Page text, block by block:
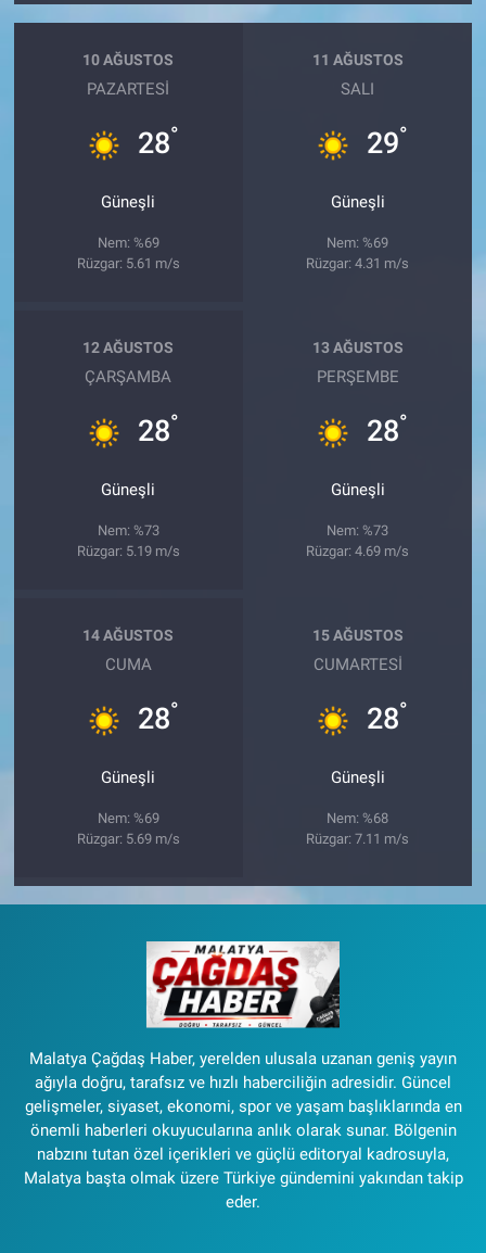
10 AĞUSTOS
PAZARTESI
28°
Güneşli
Nem: %69
Rüzgar: 5.61 m/s
11 AĞUSTOS
SALI
29°
Güneşli
Nem: %69
Rüzgar: 4.31 m/s
12 AĞUSTOS
ÇARŞAMBA
28°
Güneşli
Nem: %73
Rüzgar: 5.19 m/s
13 AĞUSTOS
PERŞEMBE
28°
Güneşli
Nem: %73
Rüzgar: 4.69 m/s
14 AĞUSTOS
CUMA
28°
Güneşli
Nem: %69
Rüzgar: 5.69 m/s
15 AĞUSTOS
CUMARTESI
28°
Güneşli
Nem: %68
Rüzgar: 7.11 m/s
Malatya Çağdaş Haber, yerelden ulusala uzanan geniş yayın
ağıyla doğru, tarafsız ve hızlı haberciliğin adresidir. Güncel
gelişmeler, siyaset, ekonomi, spor ve yaşam başlıklarında en
önemli haberleri okuyucularına anlık olarak sunar. Bölgenin
nabzını tutan özel içerikleri ve güçlü editoryal kadrosuyla,
Malatya başta olmak üzere Türkiye gündemini yakından takip
eder.